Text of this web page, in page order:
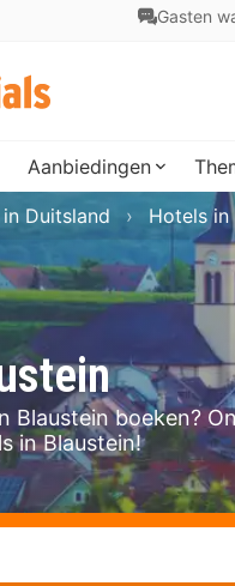
Gasten
Aanbiedingen
Blaustein boeken?
in Blaustein!
Duitsland Hotels in